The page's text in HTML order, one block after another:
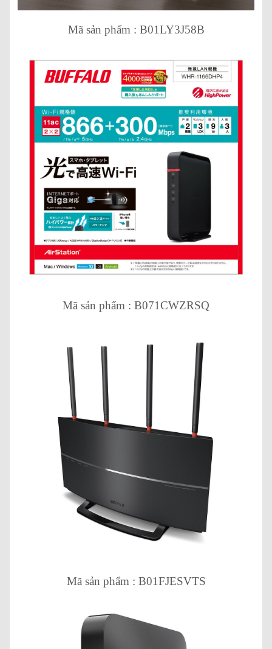
Mã sản phẩm : B01LY3J58B
Mã sản phẩm : B071CWZRSQ
Mã sản phẩm : B01FJESVTS